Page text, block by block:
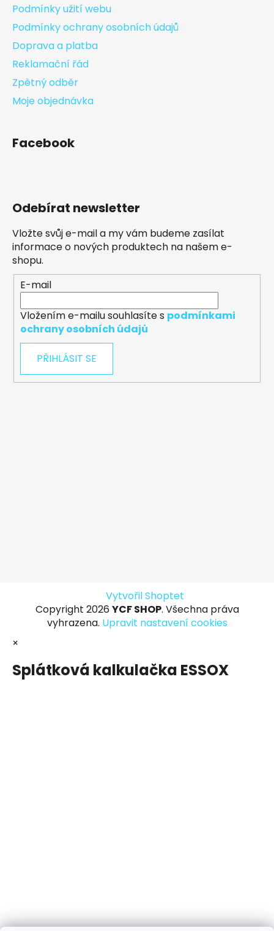
Podmínky užití webu
Podmínky ochrany osobních údajů
Doprava a platba
Reklamační řád
Zpětný odběr
Moje objednávka
Facebook
Odebírat newsletter
Vložte svůj e-mail a my vám budeme zasílat
informace o nových produktech na našem e-
shopu.
E-mail
Vložením e-mailu souhlasíte s podmínkami
ochrany osobních údajů
PŘIHLÁSIT SE
Vytvořil Shoptet
Copyright 2026 YCF SHOP. Všechna práva
vyhrazena. Upravit nastavení cookies
×
Splátková kalkulačka ESSOX